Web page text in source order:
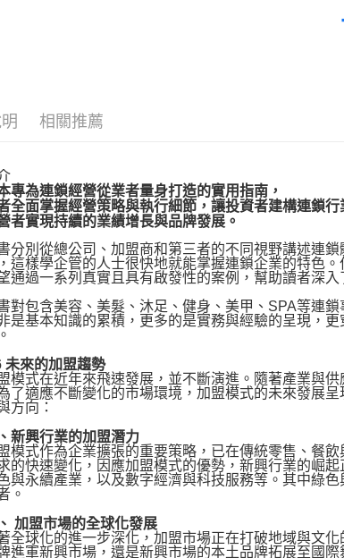
相關推薦
專為連鎖經營從業者量身打造的實用指南，
全面掌握經營策略與執行細節，讓投資者建構連鎖行
者實現持續的業績增長與品牌發展。
別從總公司、加盟商和第三者的不同視野講述連鎖
這樣學企管的人士很快地就能掌握連鎖企業的特色
通過一系列真實且具有啟發性的案例，幫助讀者深
包含美容、美髮、沐足、健身、美甲、SPA等連鎖
是基本知識的累積，更多的是實務與經驗的呈現，
來的加盟趨勢
式在近年來飛速發展，並不斷演進。隨著產業與供
了適應不斷變化的市場環境，加盟模式的未來發展
方向：
興行業的加盟潛力
式作為企業擴張的重要策略，已在傳統零售、餐飲
的快速變化，因應加盟模式的優勢，新興行業的崛
與永續產業，以及數字經濟與科技服務等。其中綠
。
盟市場的全球化發展
球化的進一步深化，加盟市場正在打破地域與文化
進軍新興市場，還是新興市場的本土品牌拓展至國